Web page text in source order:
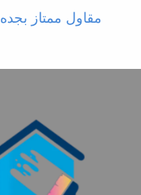
مقاول ممتاز بجده